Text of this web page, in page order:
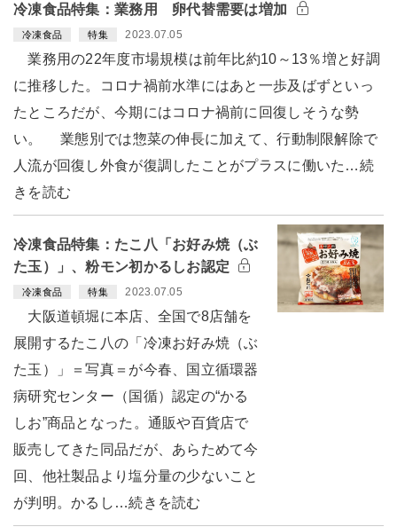
冷凍食品特集：業務用 卵代替需要は増加
冷凍食品 特集 2023.07.05
業務用の22年度市場規模は前年比約10～13％増と好調
に推移した。コロナ禍前水準にはあと一歩及ばずといっ
たところだが、今期にはコロナ禍前に回復しそうな勢
い。 業態別では惣菜の伸長に加えて、行動制限解除で
人流が回復し外食が復調したことがプラスに働いた…続
きを読む
冷凍食品特集：たこ八「お好み焼（ぶ
た玉）」、粉モン初かるしお認定
冷凍食品 特集 2023.07.05
大阪道頓堀に本店、全国で8店舗を
展開するたこ八の「冷凍お好み焼（ぶ
た玉）」＝写真＝が今春、国立循環器
病研究センター（国循）認定の“かる
しお”商品となった。通販や百貨店で
販売してきた同品だが、あらためて今
回、他社製品より塩分量の少ないこと
が判明。かるし…続きを読む